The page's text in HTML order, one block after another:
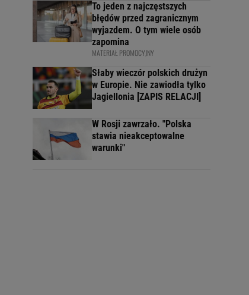
To jeden z najczęstszych
błędów przed zagranicznym
wyjazdem. O tym wiele osób
zapomina
MATERIAŁ PROMOCYJNY
Słaby wieczór polskich drużyn
w Europie. Nie zawiodła tylko
Jagiellonia [ZAPIS RELACJI]
W Rosji zawrzało. "Polska
stawia nieakceptowalne
warunki"